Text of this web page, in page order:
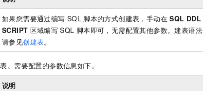
如果您需要通过编写 SQL 脚本的方式创建表，手动在 SQL DDL
SCRIPT 区域编写 SQL 脚本即可，无需配置其他参数。建表语法
请参见创建表。
。需要配置的参数信息如下。
说明
R1 满血版
多种方案随心选，轻松解锁专属 DeepSeek 通过自然语言交互简化开发流程,全栈开发支持